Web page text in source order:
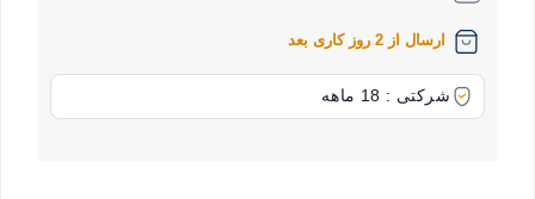
ارسال از 2 روز کاری بعد
شرکتی : 18 ماهه